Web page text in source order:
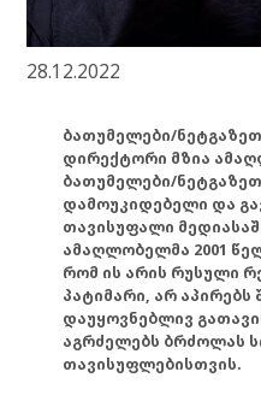
28.12.2022
ბათუმელები/
დირექტორი მზია
ბათუმელები/
დამოუკიდებელი და
თავისუფალი
ამაღლობელმა 2001
რომ ის არის რუსული
პატიმარი, არ აპირებს
დაუყოვნებლივ
აგრძელებს ბრძოლას
თავისუფლებისთვის.